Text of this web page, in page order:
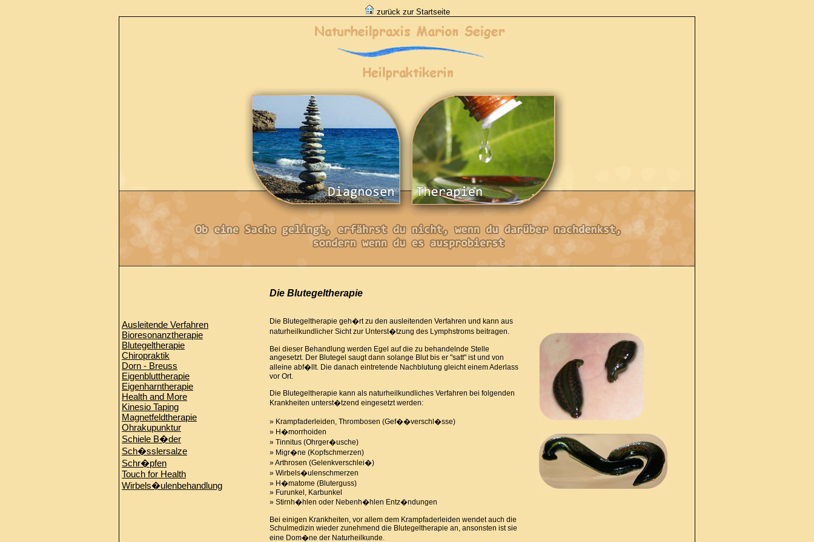
zurück zur Startseite
Ausleitende Verfahren
Bioresonanztherapie
Blutegeltherapie
Chiropraktik
Dorn - Breuss
Eigenbluttherapie
Eigenharntherapie
Health and More
Kinesio Taping
Magnetfeldtherapie
Ohrakupunktur
Schiele B�der
Sch�sslersalze
Schr�pfen
Touch for Health
Wirbels�ulenbehandlung
Die Blutegeltherapie
Die Blutegeltherapie geh�rt zu den ausleitenden Verfahren und kann aus
naturheilkundlicher Sicht zur Unterst�tzung des Lymphstroms beitragen.
Bei dieser Behandlung werden Egel auf die zu behandelnde Stelle
angesetzt. Der Blutegel saugt dann solange Blut bis er "satt" ist und von
alleine abf�llt. Die danach eintretende Nachblutung gleicht einem Aderlass
vor Ort.
Die Blutegeltherapie kann als naturheilkundliches Verfahren bei folgenden
Krankheiten unterst�tzend eingesetzt werden:
» Krampfaderleiden, Thrombosen (Gef��verschl�sse)
» H�morrhoiden
» Tinnitus (Ohrger�usche)
» Migr�ne (Kopfschmerzen)
» Arthrosen (Gelenkverschlei�)
» Wirbels�ulenschmerzen
» H�matome (Bluterguss)
» Furunkel, Karbunkel
» Stirnh�hlen oder Nebenh�hlen Entz�ndungen
Bei einigen Krankheiten, vor allem dem Krampfaderleiden wendet auch die
Schulmedizin wieder zunehmend die Blutegeltherapie an, ansonsten ist sie
eine Dom�ne der Naturheilkunde.